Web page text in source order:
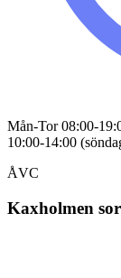
Mån-Tor 08:00-
10:00-14:00
ÅVC
Kaxholmen